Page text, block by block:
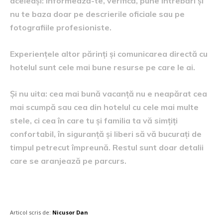
nu te baza doar pe descrierile oficiale sau pe
fotografiile profesioniste.
Experiențele altor părinți și comunicarea directă cu
hotelul sunt cele mai bune resurse pe care le ai.
Și nu uita: cea mai bună vacanță nu e neapărat cea
mai scumpă sau cea din hotelul cu cele mai multe
stele, ci cea în care tu și familia ta vă simțiți
confortabil, în siguranță și liberi să vă bucurați de
timpul petrecut împreună. Restul sunt doar detalii
care se aranjează pe parcurs.
Articol scris de: Nicusor Dan